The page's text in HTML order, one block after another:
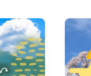
京
波